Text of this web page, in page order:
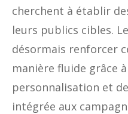
cherchent à établir
leurs publics cibles.
désormais renforcer
manière fluide grâce
personnalisation et
intégrée aux